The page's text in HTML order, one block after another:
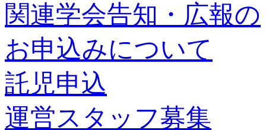
関連学会告知・広報の
お申込みについて
託児申込
運営スタッフ募集